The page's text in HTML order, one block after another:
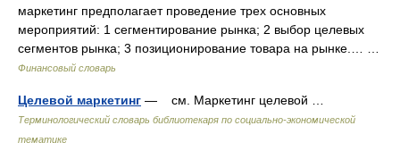
маркетинг предполагает проведение трех основных
мероприятий: 1 сегментирование рынка; 2 выбор целевых
сегментов рынка; 3 позиционирование товара на рынке.… …
Финансовый словарь
Целевой маркетинг — см. Маркетинг целевой …
Терминологический словарь библиотекаря по социально-экономической
тематике